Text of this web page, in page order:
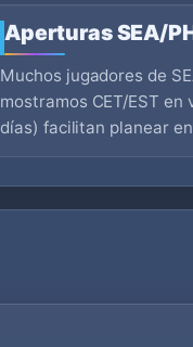
Aperturas SEA/
Muchos jugadores de
mostramos CET/EST
días) facilitan planear